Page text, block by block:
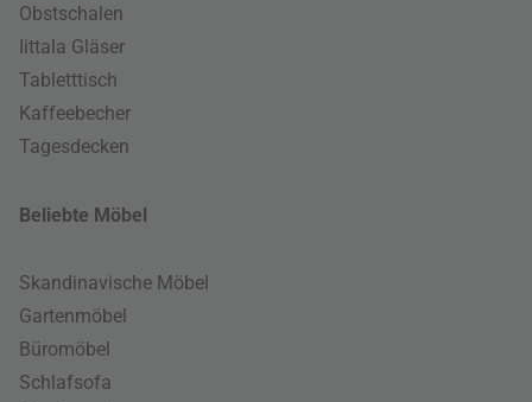
Obstschalen
Iittala Gläser
Tabletttisch
Kaffeebecher
Tagesdecken
Beliebte Möbel
Skandinavische Möbel
Gartenmöbel
Büromöbel
Schlafsofa